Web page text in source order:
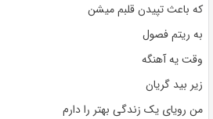
که باعث تپیدن قلبم میشن
به ریتم فصول
وقت یه آهنگه
زیر بید گریان
من رویای یک زندگی بهتر را دارم